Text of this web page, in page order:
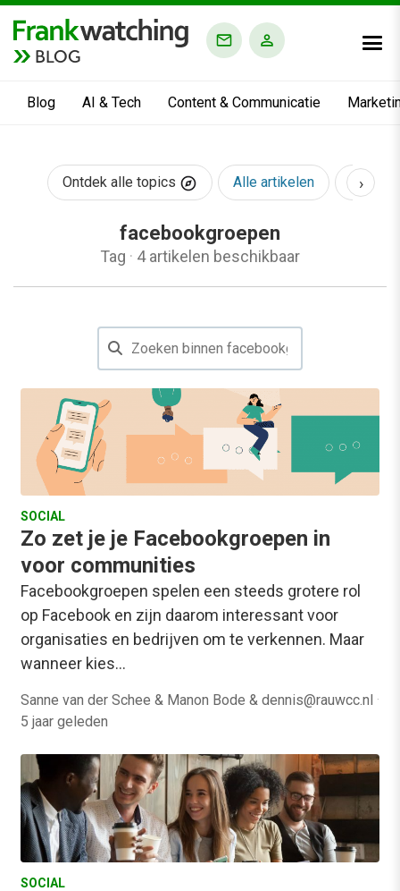
BLOG
Blog AI & Tech Content & Communicatie
Ontdek alle topics Alle artikelen AI &
›
facebookgroepen
Tag · 4 artikelen beschikbaar
SOCIAL
Zo zet je je Facebookgroepen in
voor communities
Facebookgroepen spelen een steeds grotere rol
op Facebook en zijn daarom interessant voor
organisaties en bedrijven om te verkennen. Maar
wanneer kies…
Sanne van der Schee & Manon Bode & dennis@rauwcc.nl ·
5 jaar geleden
SOCIAL